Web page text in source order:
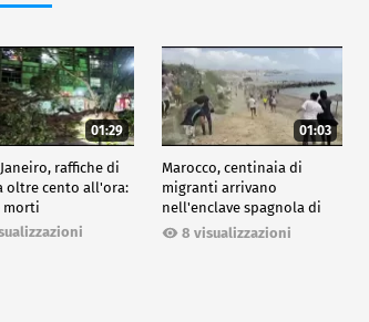
01:29
raffiche di
oltre cento all'ora:
morti
01:03
Marocco, centinaia di
migranti arrivano
nell'enclave spagnola di
Ceuta8 visualizzazioni